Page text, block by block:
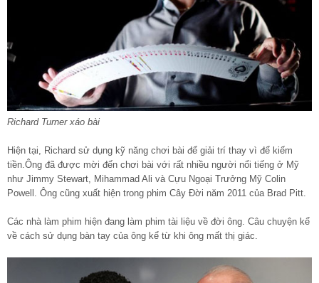
Richard Turner xáo bài
Hiện tại, Richard sử dụng kỹ năng chơi bài để giải trí thay vì để kiếm
tiền.Ông đã được mời đến chơi bài với rất nhiều người nổi tiếng ở Mỹ
như Jimmy Stewart, Mihammad Ali và Cựu Ngoại Trưởng Mỹ Colin
Powell. Ông cũng xuất hiện trong phim Cây Đời năm 2011 của Brad Pitt.
Các nhà làm phim hiện đang làm phim tài liệu về đời ông. Câu chuyện kể
về cách sử dụng bàn tay của ông kể từ khi ông mất thị giác.